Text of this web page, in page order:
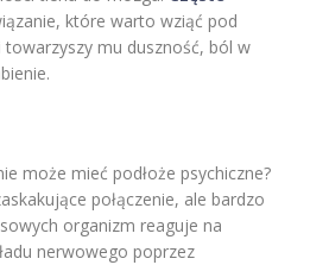
które warto wziąć pod
towarzyszy mu duszność, ból w
może mieć podłoże psychiczne?
połączenie, ale bardzo
organizm reaguje na
nerwowego poprzez